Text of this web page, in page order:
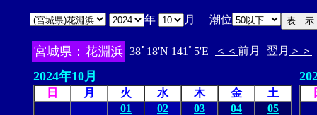
年 月 潮位
宮城県：花淵浜 38ﾟ18'N 141ﾟ5'E ＜＜ 前月 翌月 ＞＞
2024年10月
日 月 火 水 木 金 土
01
02
03
04
05